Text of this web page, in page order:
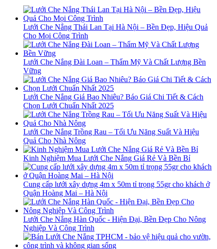
Lưới Che Nắng Thái Lan Tại Hà Nội – Bền Đẹp, Hiệu Quả
Cho Mọi Công Trình
Lưới Che Nắng Đài Loan – Thẩm Mỹ Và Chất Lượng Bền
Vững
Lưới Che Nắng Giá Bao Nhiêu? Báo Giá Chi Tiết & Cách
Chọn Lưới Chuẩn Nhất 2025
Lưới Che Nắng Trồng Rau – Tối Ưu Năng Suất Và Hiệu
Quả Cho Nhà Nông
Kinh Nghiệm Mua Lưới Che Nắng Giá Rẻ Và Bền Bỉ
Cung cấp lưới xây dựng 4m x 50m tỉ trọng 55gr cho khách ở
Quận Hoàng Mai – Hà Nội
Lưới Che Nắng Hàn Quốc - Hiện Đại, Bền Đẹp Cho Nông
Nghiệp Và Công Trình